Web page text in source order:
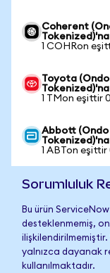
Coherent
Tokenized)'na
1 COHRon
Toyota
Tokenized)'na
1 TMon eşittir
Abbott (Ondo
Tokenized)'na
1 ABTon
Sorumluluk
Bu ürün
desteklenmemiş,
yalnızca dayanak
kullanılmaktadır.